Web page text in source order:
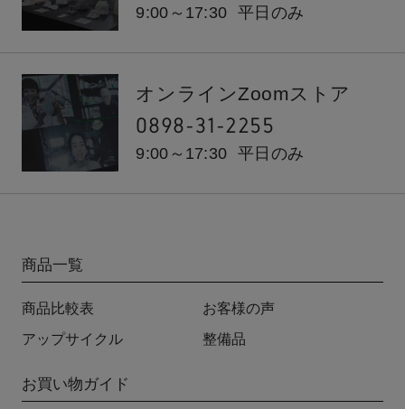
9:00～17:30 平日のみ
オンラインZoomストア
0898-31-2255
9:00～17:30 平日のみ
商品一覧
商品比較表 お客様の声
アップサイクル 整備品
お買い物ガイド